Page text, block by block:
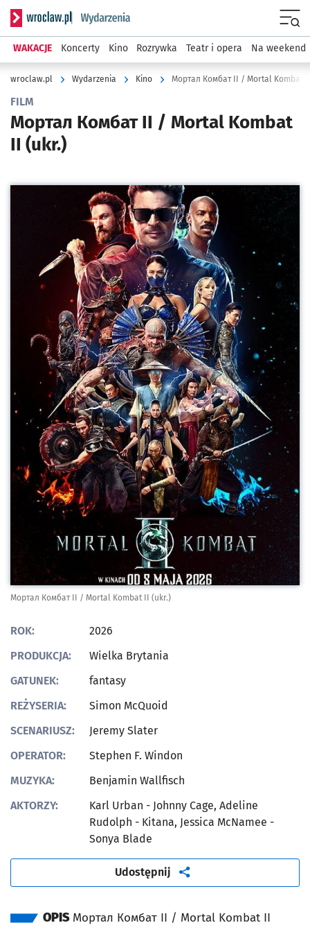
Serwis informacyjny wroclaw.pl podserwis: Wydarzenia
WAKACJE Koncerty Kino Rozrywka Teatr i opera Na weekend
wroclaw.pl Wydarzenia Kino Мортал Комбат II / Mortal Kombat
FILM
Мортал Комбат II / Mortal Kombat
II (ukr.)
Kliknij, aby powiększyć
Мортал Комбат II / Mortal Kombat II (ukr.)
ROK:
2026
PRODUKCJA:
Wielka Brytania
GATUNEK:
fantasy
REŻYSERIA:
Simon McQuoid
SCENARIUSZ:
Jeremy Slater
OPERATOR:
Stephen F. Windon
MUZYKA:
Benjamin Wallfisch
AKTORZY:
Karl Urban - Johnny Cage, Adeline
Rudolph - Kitana, Jessica McNamee -
Sonya Blade
Udostępnij artykuł
OPIS Мортал Комбат II / Mortal Kombat II